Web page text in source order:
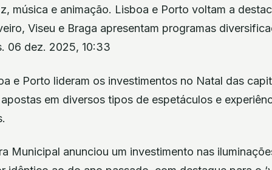
música e animação. Lisboa e Porto voltam a
Viseu e Braga apresentam programas
06 dez. 2025, 10:33
e Porto lideram os investimentos no Natal das
em diversos tipos de espetáculos e
Municipal anunciou um investimento nas